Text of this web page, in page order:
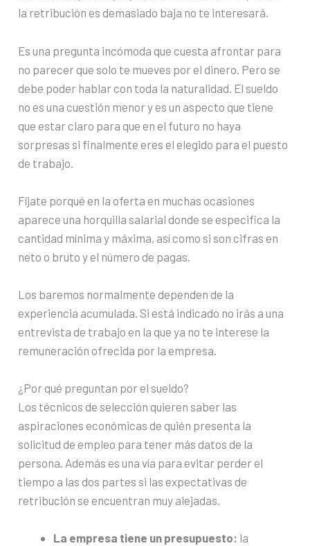
la retribución es demasiado baja no te interesará.
Es una pregunta incómoda que cuesta afrontar para
no parecer que solo te mueves por el dinero. Pero se
debe poder hablar con toda la naturalidad. El sueldo
no es una cuestión menor y es un aspecto que tiene
que estar claro para que en el futuro no haya
sorpresas si finalmente eres el elegido para el puesto
de trabajo.
Fíjate porqué en la oferta en muchas ocasiones
aparece una horquilla salarial donde se especifica la
cantidad mínima y máxima, así como si son cifras en
neto o bruto y el número de pagas.
Los baremos normalmente dependen de la
experiencia acumulada. Si está indicado no irás a una
entrevista de trabajo en la que ya no te interese la
remuneración ofrecida por la empresa.
¿Por qué preguntan por el sueldo?
Los técnicos de selección quieren saber las
aspiraciones económicas de quién presenta la
solicitud de empleo para tener más datos de la
persona. Además es una vía para evitar perder el
tiempo a las dos partes si las expectativas de
retribución se encuentran muy alejadas.
La empresa tiene un presupuesto: la